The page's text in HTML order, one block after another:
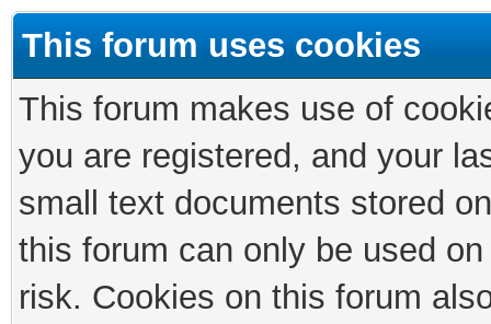
This forum uses cookies
This forum makes use of
you are registered, and your
small text documents stored
this forum can only be used
risk. Cookies on this forum